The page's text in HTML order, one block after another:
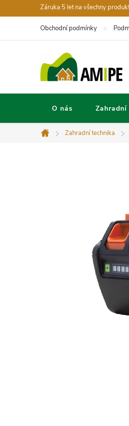
na
Záruka 5 let na všechny
Obchodní podmínky
O nás Zahradní
Domů
Zahradní technika